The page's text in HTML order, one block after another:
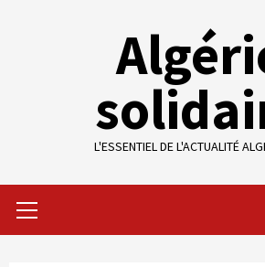
L'ESSENTIEL DE L'ACTUALITÉ
Menu